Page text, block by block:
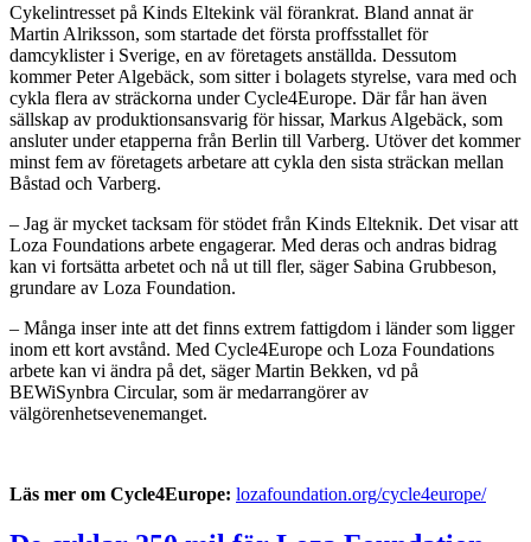
Cykelintresset på Kinds Eltekink väl förankrat. Bland annat är
Martin Alriksson, som startade det första proffsstallet för
damcyklister i Sverige, en av företagets anställda. Dessutom
kommer Peter Algebäck, som sitter i bolagets styrelse, vara med och
cykla flera av sträckorna under Cycle4Europe. Där får han även
sällskap av produktionsansvarig för hissar, Markus Algebäck, som
ansluter under etapperna från Berlin till Varberg. Utöver det kommer
minst fem av företagets arbetare att cykla den sista sträckan mellan
Båstad och Varberg.
– Jag är mycket tacksam för stödet från Kinds Elteknik. Det visar att
Loza Foundations arbete engagerar. Med deras och andras bidrag
kan vi fortsätta arbetet och nå ut till fler, säger Sabina Grubbeson,
grundare av Loza Foundation.
– Många inser inte att det finns extrem fattigdom i länder som ligger
inom ett kort avstånd. Med Cycle4Europe och Loza Foundations
arbete kan vi ändra på det, säger Martin Bekken, vd på
BEWiSynbra Circular, som är medarrangörer av
välgörenhetsevenemanget.
Läs mer om Cycle4Europe: lozafoundation.org/cycle4europe/